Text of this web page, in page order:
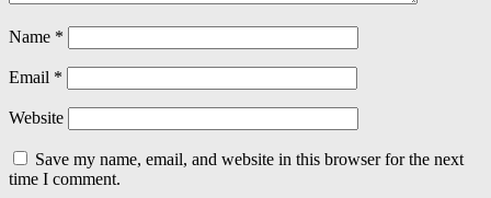
Name *
Email *
Website
Save my name, email, and website in this browser for the next
time I comment.